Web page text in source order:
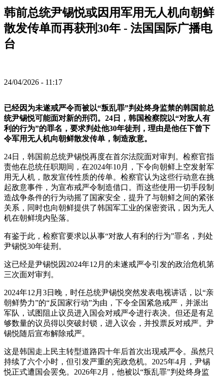
韩前总统尹锡悦或因用军用无人机向朝鲜
散发传单而再获刑30年 - 法国国际广播电
台
24/04/2026 - 11:17
已经因为未遂戒严令而被以“叛乱罪”判处终身监禁的韩国前总
统尹锡悦可能面对新的刑罚。24日，韩国检察院以“对敌人有
利的行为”的罪名，要求判处他30年徒刑，理由是他任下曾下
令军用无人机向朝鲜散发传单，制造敌意。
24日，韩国前总统尹锡悦再度在首尔法院面对审判。检察官指
责他在总统任职期间，在2024年10月，下令向朝鲜上空发射军
用无人机，散发宣传性质的传单。检察官认为这些行动意在挑
起敌意事件，为宣布戒严令制造借口。而这些使用一切手段制
造战争条件的行为动摇了国家安全，提升了与朝鲜之间的紧张
关系，同时也向朝鲜提供了韩国军工业的保密资讯，因为无人
机在朝鲜境内坠落。
有鉴于此，检察官要求以从事“对敌人有利的行为”罪名，判处
尹锡悦30年徒刑。
这已经是尹锡悦因2024年12月的未遂戒严令引发的政治危机第
三次面对审判。
2024年12月3日晚，时任总统尹锡悦突然发表电视讲话，以“亲
朝鲜势力”的“反国家行动”为由，下令全国紧急戒严，并派出
军队，试图阻止议员进入国会对戒严令进行表决。但还是有足
够数量的议员得以突破封锁，进入议会，并投票反对戒严。尹
锡悦随后宣布解除戒严。
这是韩国走上民主转型道路四十年后首次出现戒严令。虽然只
持续了六个小时，但引发严重的宪政危机。2025年4月，尹锡
悦正式遭国会罢免。2026年2月，他被以“叛乱罪”判处终身监